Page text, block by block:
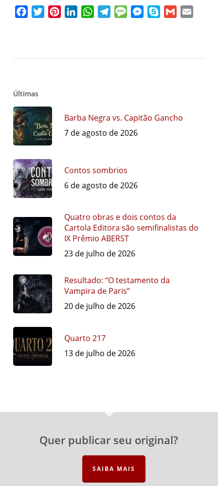
FacebookTwitterPinterestLinkedInWhatsAppTelegramMessageMessenger
Skype Gmail
Últimas
Barba Negra vs. Capitão Gancho
7 de agosto de 2026
Contos sombrios
6 de agosto de 2026
Quatro obras e dois contos da
Cartola Editora são semifinalistas do
IX Prêmio ABERST
23 de julho de 2026
Resultado: “O testamento da
Vampira de Paris”
20 de julho de 2026
Quarto 217
13 de julho de 2026
Quer publicar seu original?
SAIBA MAIS